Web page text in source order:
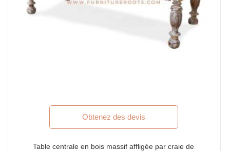
Obtenez des devis
Table centrale en bois massif affligée par craie de